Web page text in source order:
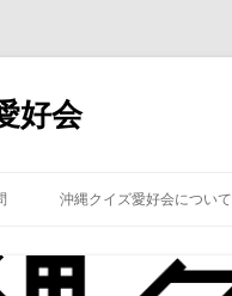
好会
沖縄クイズ愛好会について